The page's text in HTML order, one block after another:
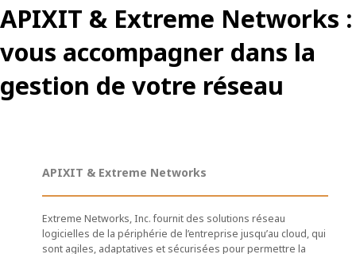
APIXIT & Extreme Networks :
vous accompagner dans la
gestion de votre réseau
APIXIT & Extreme Networks
Extreme Networks, Inc. fournit des solutions réseau
logicielles de la périphérie de l’entreprise jusqu’au cloud, qui
sont agiles, adaptatives et sécurisées pour permettre la